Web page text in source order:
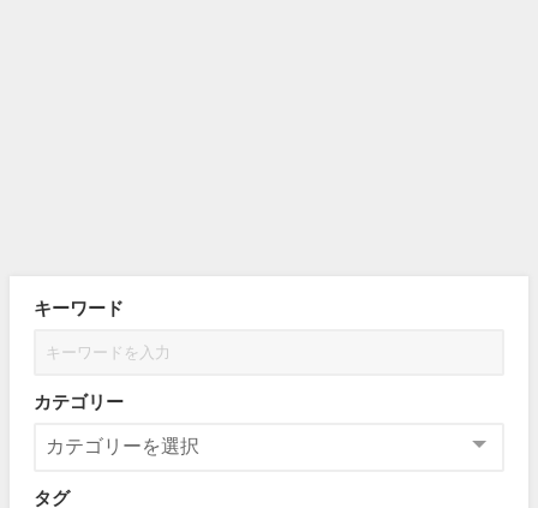
キーワード
カテゴリー
タグ